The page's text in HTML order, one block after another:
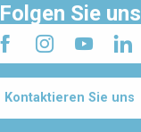
Folgen Sie uns
Kontaktieren Sie uns